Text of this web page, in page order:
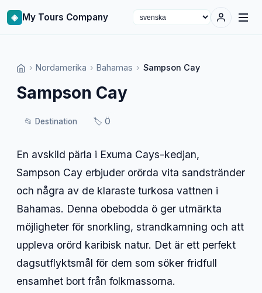
◈ My Tours Company
Select language
› Nordamerika › Bahamas › Sampson Cay
Sampson Cay
📂 Destination 🏷️ Ö
En avskild pärla i Exuma Cays-kedjan,
Sampson Cay erbjuder orörda vita sandstränder
och några av de klaraste turkosa vattnen i
Bahamas. Denna obebodda ö ger utmärkta
möjligheter för snorkling, strandkamning och att
uppleva orörd karibisk natur. Det är ett perfekt
dagsutflyktsmål för dem som söker fridfull
ensamhet bort från folkmassorna.